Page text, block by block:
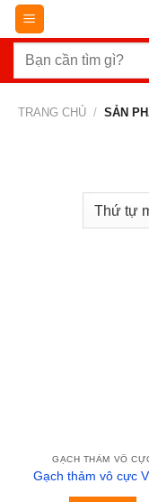
Chuyển
đến
dung
Tìm
TRANG CHỦ / SẢN
GẠCH THẢM VÔ
Gạch thảm vô cực